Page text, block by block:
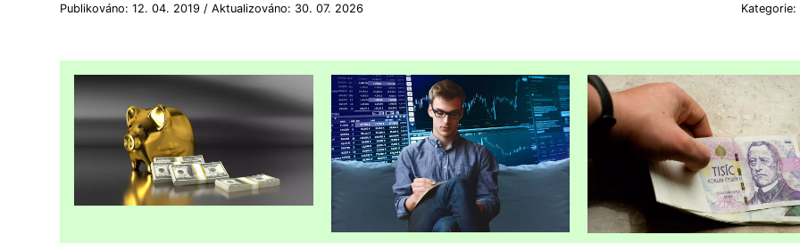
Publikováno: 12. 04. 2019 / Aktualizováno: 30. 07. 2026 Kategorie: